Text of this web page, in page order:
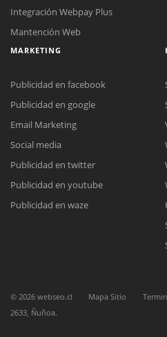
Reunión
Nuestros ejecutivos le enviarán un
Meet para la
Chat
Todos nuestros ejecutivos están
Integración Webpay Plus
Mantención Web
MARKETING
Publicidad en facebook
Publicidad en google
Email Marketing
Social media
Publicidad en twitter
Publicidad en youtube
Publicidad en waze
© 2026 webseo.cl Mapa Sitio
2633, Ñuñoa.